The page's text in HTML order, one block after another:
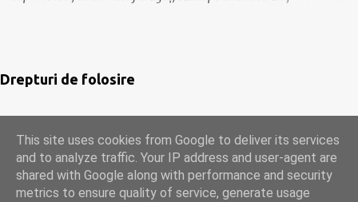
școlar liniștit!☺️ Mult succes! Ilona
Drepturi de folosire
Acest continut este licentiat cuCreative Commons
Attribution-NonCommercial-NoDerivatives 4.0 International
License
Un produs Blogger
This site uses cookies from Google to deliver its services
and to analyze traffic. Your IP address and user-agent are
shared with Google along with performance and security
metrics to ensure quality of service, generate usage